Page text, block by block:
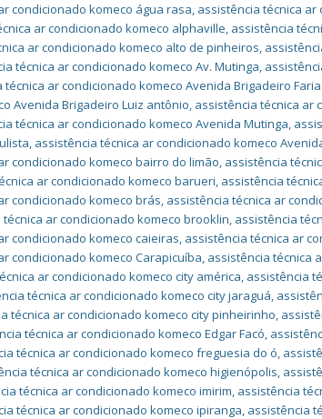
condicionado komeco água rasa, assistência técnica ar
ar condicionado komeco alphaville, assistência
ar condicionado komeco alto de pinheiros,
técnica ar condicionado komeco Av. Mutinga,
técnica ar condicionado komeco Avenida Brigadeiro Faria
Avenida Brigadeiro Luiz antônio, assistência técnica ar
técnica ar condicionado komeco Avenida Mutinga,
, assistência técnica ar condicionado komeco
condicionado komeco bairro do limão, assistência
ar condicionado komeco barueri, assistência
condicionado komeco brás, assistência técnica ar
ar condicionado komeco brooklin, assistência
condicionado komeco caieiras, assistência técnica ar
condicionado komeco Carapicuíba, assistência técnica
ar condicionado komeco city américa, assistência
técnica ar condicionado komeco city jaraguá,
técnica ar condicionado komeco city pinheirinho,
técnica ar condicionado komeco Edgar Facó,
técnica ar condicionado komeco freguesia do ó,
técnica ar condicionado komeco higienópolis,
técnica ar condicionado komeco imirim, assistência
técnica ar condicionado komeco ipiranga, assistência